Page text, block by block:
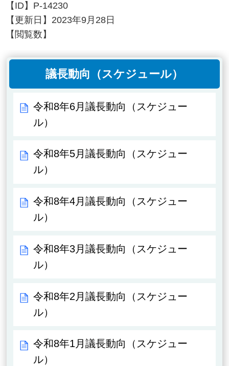
【ID】 P-14230
【更新日】 2023年9月28日
【閲覧数】
議長動向（スケジュール）
令和8年6月議長動向（スケジュー
ル）
令和8年5月議長動向（スケジュー
ル）
令和8年4月議長動向（スケジュー
ル）
令和8年3月議長動向（スケジュー
ル）
令和8年2月議長動向（スケジュー
ル）
令和8年1月議長動向（スケジュー
ル）